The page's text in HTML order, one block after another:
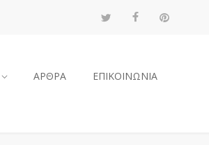
ΑΡΘΡΑ ΕΠΙΚΟΙΝΩΝΙΑ